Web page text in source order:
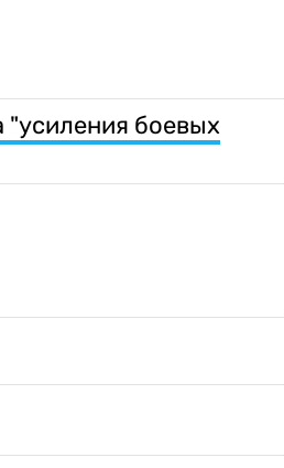
"усиления боевых